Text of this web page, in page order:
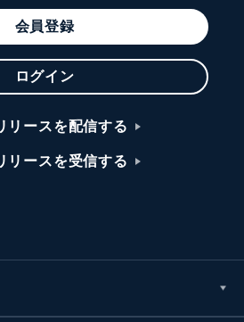
会員登録
ログイン
リースを配信する
リースを受信する